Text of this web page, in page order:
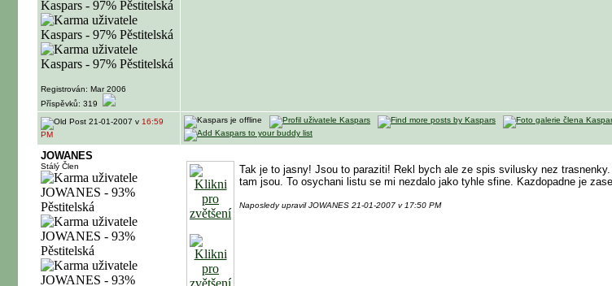
Registrován: Mar 2006
Příspěvků: 319
21-01-2007 v 16:59
PM
JOWANES
Stálý Člen
Tak je to jasny! Jsou to paraziti! Rekl bych ale ze spis svilusky nez
tam jsou. To osychani listu se mi nezdalo jako tyhle sfine. Kazdopadne je
Naposledy upravil JOWANES 21-01-2007 v 17:50 PM